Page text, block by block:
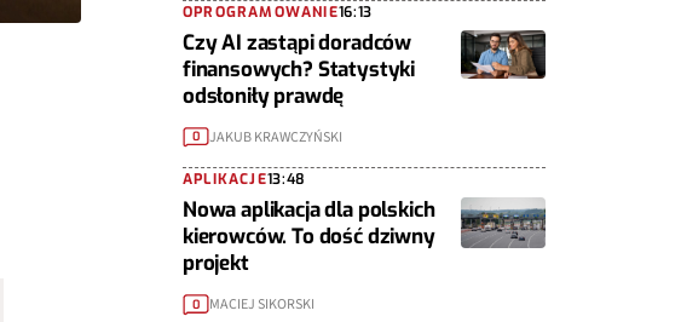
OPROGRAMOWANIE16:13
Czy AI zastąpi doradców
finansowych? Statystyki
odsłoniły prawdę
0 JAKUB KRAWCZYŃSKI
APLIKACJE13:48
Nowa aplikacja dla polskich
kierowców. To dość dziwny
projekt
0 MACIEJ SIKORSKI